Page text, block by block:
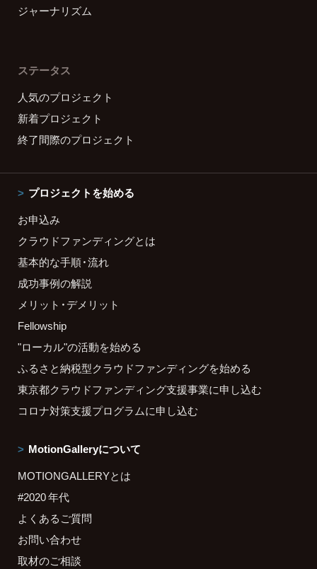
ジャーナリズム
ステータス
人気のプロジェクト
新着プロジェクト
終了間際のプロジェクト
プロジェクトを始める
お申込み
クラウドファンディングとは
基本的な手順・流れ
成功事例の解説
メリット・デメリット
Fellowship
"ローカル"の活動を始める
ふるさと納税型クラウドファンディングを始める
東京都クラウドファンディング支援事業に申し込む
コロナ対策支援プログラムに申し込む
MotionGalleryについて
MOTIONGALLERYとは
#2020 年代
よくあるご質問
お問い合わせ
取材のご相談